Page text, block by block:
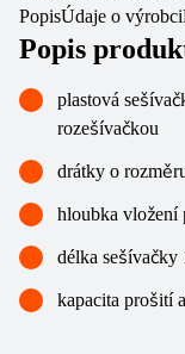
PopisÚdaje o výrobci
Popis
plastová
rozešívačkou
drátky o
hloubka vložení
délka sešívačky
kapacita prošití